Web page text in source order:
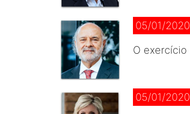
05/01/2020
O exercício
05/01/2020